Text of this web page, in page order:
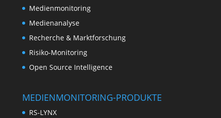
Medienmonitoring
Medienanalyse
Recherche & Marktforschung
Risiko-Monitoring
Open Source Intelligence
MEDIENMONITORING-PRODUKTE
RS-LYNX